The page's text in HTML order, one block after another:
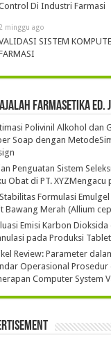
Di Industri Farmasi
minggu ago
SISTEM
Farmasetika Ed.
Polivinil Alkohol dan
Soap dengan
Penguatan Sistem
Obat di PT. XYZMengacu
Formulasi Emulgel
Bawang Merah (Allium
Emisi Karbon Dioksida
pada Produksi
Review: Parameter
Operasional Prosedur
Computer System